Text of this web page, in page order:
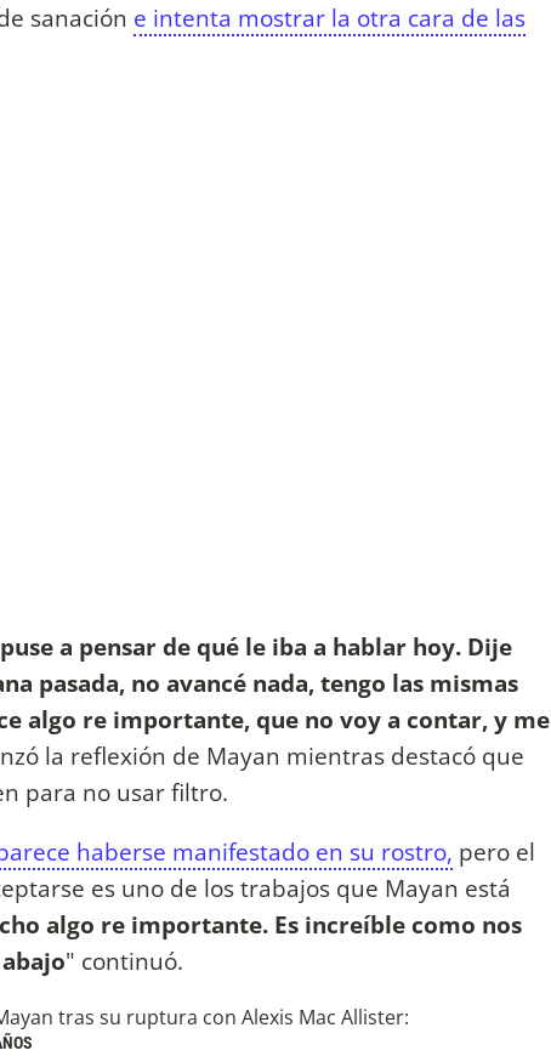
sanación e intenta mostrar la otra cara de las
a pensar de qué le iba a hablar hoy. Dije
pasada, no avancé nada, tengo las mismas
algo re importante, que no voy a contar, y me
la reflexión de Mayan mientras destacó que
para no usar filtro.
haberse manifestado en su rostro, pero el
es uno de los trabajos que Mayan está
algo re importante. Es increíble como nos
" continuó.